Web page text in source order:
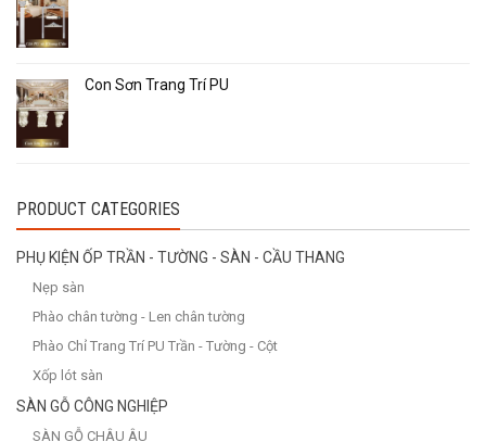
Con Sơn Trang Trí PU
PRODUCT CATEGORIES
PHỤ KIỆN ỐP TRẦN - TƯỜNG - SÀN - CẦU THANG
Nẹp sàn
Phào chân tường - Len chân tường
Phào Chỉ Trang Trí PU Trần - Tường - Cột
Xốp lót sàn
SÀN GỖ CÔNG NGHIỆP
SÀN GỖ CHÂU ÂU